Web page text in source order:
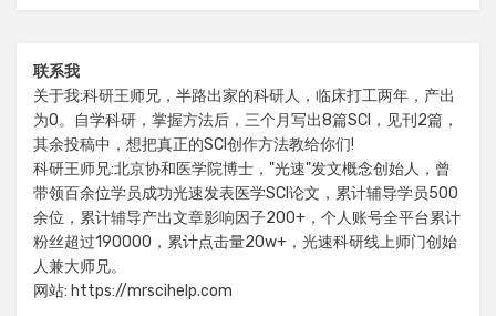
联系我
关于我:科研王师兄，半路出家的科研人，临床打工两年，产出
为0。自学科研，掌握方法后，三个月写出8篇SCI，见刊2篇，
其余投稿中，想把真正的SCI创作方法教给你们!
科研王师兄:北京协和医学院博士，"光速"发文概念创始人，曾
带领百余位学员成功光速发表医学SCI论文，累计辅导学员500
余位，累计辅导产出文章影响因子200+，个人账号全平台累计
粉丝超过190000，累计点击量20w+，光速科研线上师门创始
人兼大师兄。
网站: https://mrscihelp.com